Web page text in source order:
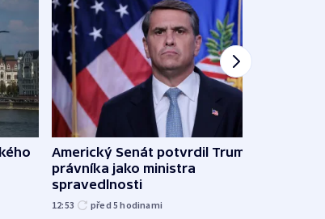
Americký Senát potvrdil Trumpova
právníka jako ministra
spravedlnosti
12:53 před 5hodinami